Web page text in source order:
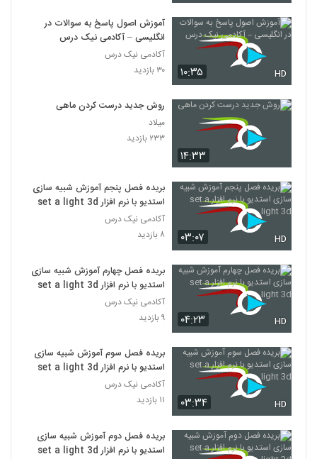
۱۰:۳۵ HD
آموزش اصول پاسخ به سوالات در
انگلیسی – آکادمی نیک درس
آکادمی نیک درس
۳۰ بازدید
۱۴:۳۳
روش جدید درست کردن ماهی
میلاد
۲۳۳ بازدید
۰۳:۰۷ HD
بریده فصل پنجم آموزش شبیه سازی
استدیو با نرم افزار set a light 3d
آکادمی نیک درس
۸ بازدید
۰۴:۲۳ HD
بریده فصل چهارم آموزش شبیه سازی
استدیو با نرم افزار set a light 3d
آکادمی نیک درس
۹ بازدید
۰۳:۳۴ HD
بریده فصل سوم آموزش شبیه سازی
استدیو با نرم افزار set a light 3d
آکادمی نیک درس
۱۱ بازدید
بریده فصل دوم آموزش شبیه سازی
استدیو با نرم افزار set a light 3d